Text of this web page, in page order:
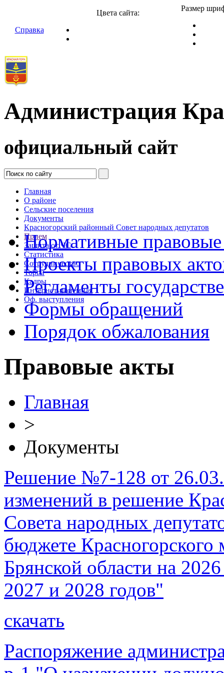
Справка
Цвета сайта:
Размер
Администрация
официальный сайт
Главная
О районе
Сельские поселения
Документы
Красногорский районный Совет народных депутатов
Прием
Защита от ЧС
Статистика
Сотрудничество
Торги
Кадры
Интернет-приемная
Оф. выступления
Нормативные
Проекты правовых
Регламенты
Формы обращений
Порядок обжалования
Правовые акты
Главная
>
Документы
Решение №7-128 от
изменений в решение
Совета народных
бюджете
Брянской области на
2027 и 2028 годов"
скачать
Распоряжение